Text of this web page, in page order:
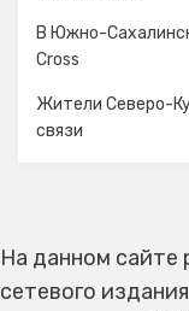
В Южно-
Cross
Жители Северо-
связи
На данном сайте
сетевого